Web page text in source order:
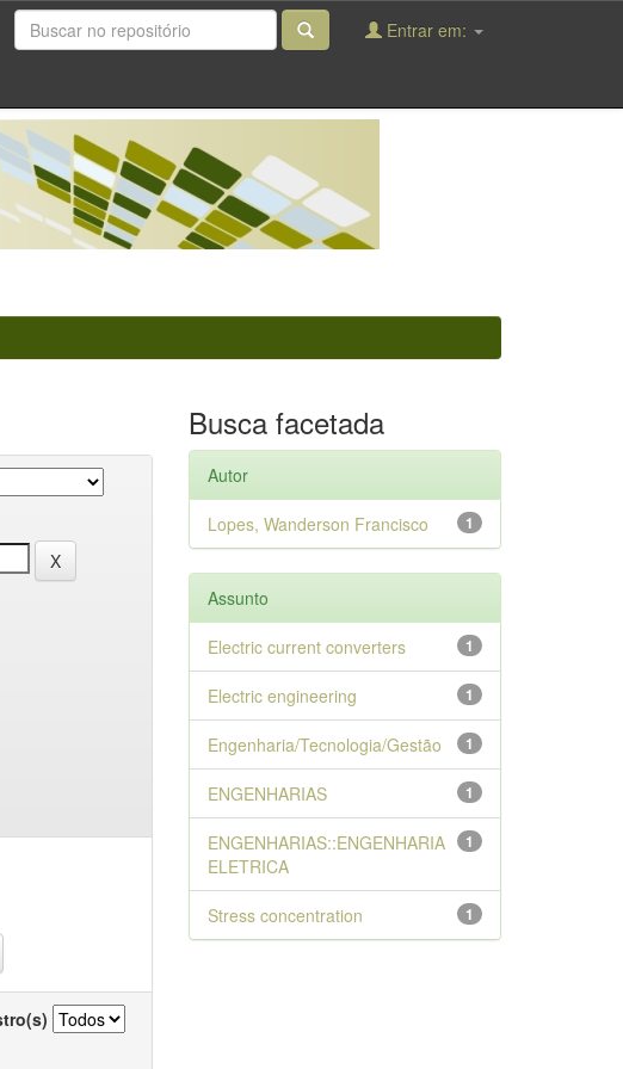
Entrar em:
Busca facetada
Autor
1
Lopes, Wanderson Francisco
Assunto
1
Electric current converters
1
Electric engineering
1
Engenharia/Tecnologia/Gestão
1
ENGENHARIAS
1
ENGENHARIAS::ENGENHARIA
ELETRICA
1
Stress concentration